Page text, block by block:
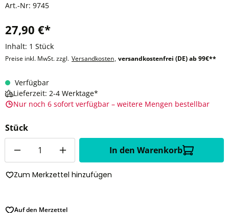
Art.-Nr: 9745
27,90 €*
Inhalt: 1 Stück
Preise inkl. MwSt. zzgl. Versandkosten, versandkostenfrei (DE) ab 99€**
Verfügbar
Lieferzeit: 2-4 Werktage*
Nur noch 6 sofort verfügbar – weitere Mengen bestellbar
Stück
In den Warenkorb
Zum Merkzettel hinzufügen
Auf den Merzettel